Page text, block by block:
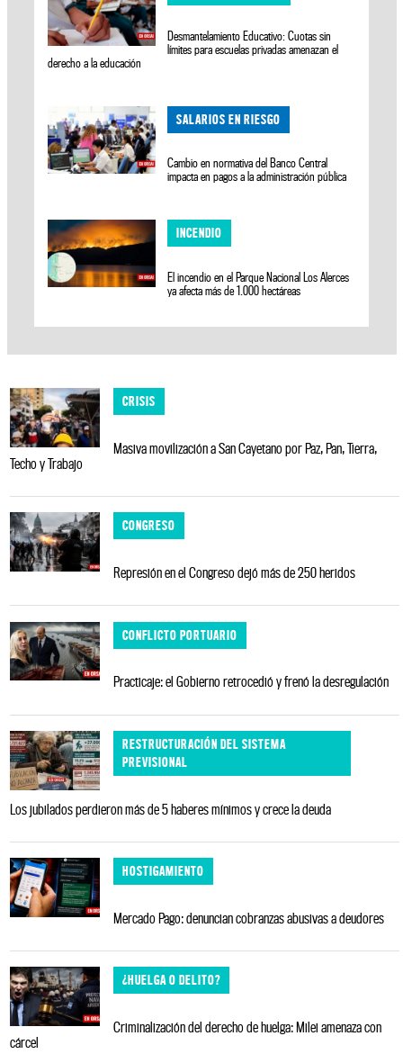
Desmantelamiento Educativo: Cuotas sin
límites para escuelas privadas amenazan el
derecho a la educación
SALARIOS EN RIESGO
Cambio en normativa del Banco Central
impacta en pagos a la administración pública
INCENDIO
El incendio en el Parque Nacional Los Alerces
ya afecta más de 1.000 hectáreas
CRISIS
Masiva movilización a San Cayetano por Paz, Pan, Tierra,
Techo y Trabajo
CONGRESO
Represión en el Congreso dejó más de 250 heridos
CONFLICTO PORTUARIO
Practicaje: el Gobierno retrocedió y frenó la desregulación
RESTRUCTURACIÓN DEL SISTEMA
PREVISIONAL
Los jubilados perdieron más de 5 haberes mínimos y crece la deuda
HOSTIGAMIENTO
Mercado Pago: denuncian cobranzas abusivas a deudores
¿HUELGA O DELITO?
Criminalización del derecho de huelga: Milei amenaza con
cárcel